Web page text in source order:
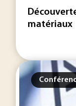
matériaux